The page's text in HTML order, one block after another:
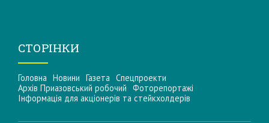
СТОРІНКИ
Головна Новини Газета Спецпроекти
Архів Приазовський робочий Фоторепортажі
Інформацiя для акцiонерiв та стейкхолдерiв